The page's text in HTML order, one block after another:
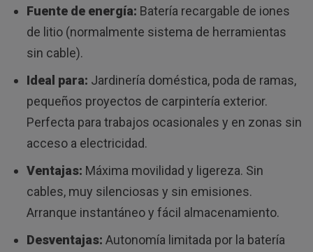
Fuente de energía: Batería recargable de iones
de litio (normalmente sistema de herramientas
sin cable).
Ideal para: Jardinería doméstica, poda de ramas,
pequeños proyectos de carpintería exterior.
Perfecta para trabajos ocasionales y en zonas sin
acceso a electricidad.
Ventajas: Máxima movilidad y ligereza. Sin
cables, muy silenciosas y sin emisiones.
Arranque instantáneo y fácil almacenamiento.
Desventajas: Autonomía limitada por la batería